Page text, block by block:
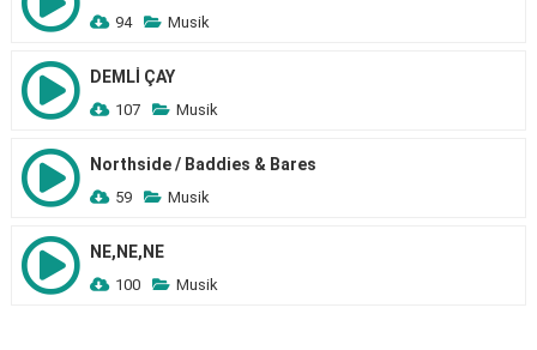
94 Musik
DEMLİ ÇAY
107 Musik
Northside / Baddies & Bares
59 Musik
NE,NE,NE
100 Musik